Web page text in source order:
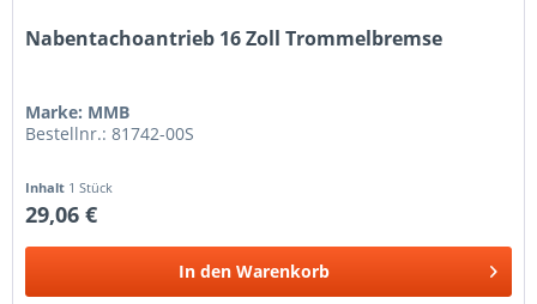
Nabentachoantrieb 16 Zoll Trommelbremse
Marke: MMB
Bestellnr.: 81742-00S
Inhalt 1 Stück
29,06 €
In den Warenkorb